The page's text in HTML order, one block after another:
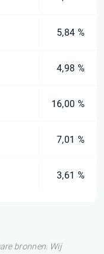
5,84 %
4,98 %
16,00 %
7,01 %
3,61 %
bronnen. Wij